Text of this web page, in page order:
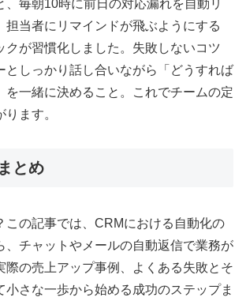
、毎朝10時に前日の対応漏れを自動リ
担当者にリマインドが飛ぶようにする
クが習慣化しました。失敗しないコツ
としっかり話し合いながら「どうすれば
を一緒に決めること。これでチームの定
ます。
とめ
この記事では、CRMにおける自動化の
、チャットやメールの自動返信で業務が
際の売上アップ事例、よくある失敗とそ
小さな一歩から始める成功のステップま